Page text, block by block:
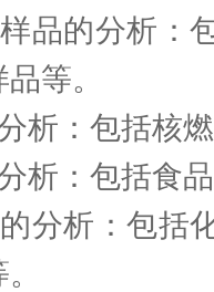
品的分析：
等。
析：包括核
析：包括食
分析：包括